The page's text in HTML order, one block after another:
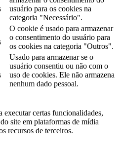
usuário para os cookies na
categoria "Necessário".
O cookie é usado para armazenar
o consentimento do usuário para
os cookies na categoria "Outros".
Usado para armazenar se o
usuário consentiu ou não com o
uso de cookies. Ele não armazena
nenhum dado pessoal.
certas funcionalidades,
site em plataformas de mídia
recursos de terceiros.